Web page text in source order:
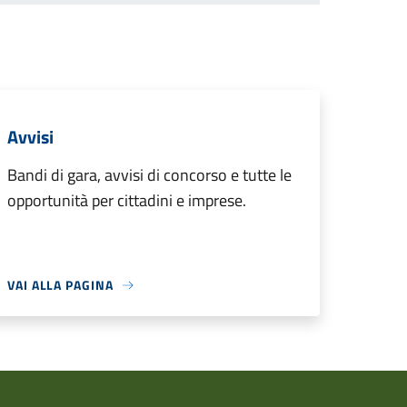
Avvisi
Bandi di gara, avvisi di concorso e tutte le
opportunità per cittadini e imprese.
VAI ALLA PAGINA